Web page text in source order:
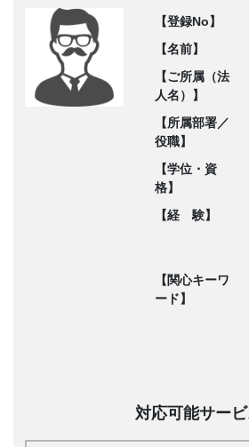
【登録No】
【名前】
【ご所属（法
人名）】
【所属部署／
役職】
【学位・資
格】
【経 験】
【関心キーワ
ード】
対応可能サー